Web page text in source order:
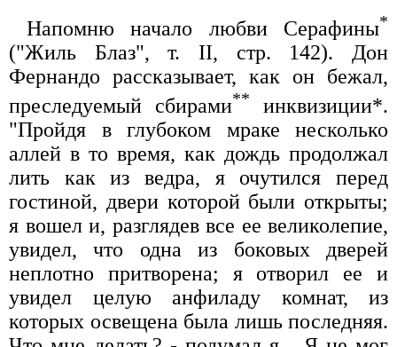
Напомню начало любви Серафины*
("Жиль Блаз", т. II, стр. 142). Дон
Фернандо рассказывает, как он бежал,
преследуемый сбирами**
инквизиции*.
"Пройдя в глубоком мраке несколько
аллей в то время, как дождь продолжал
лить как из ведра, я очутился перед
гостиной, двери которой были открыты;
я вошел и, разглядев все ее великолепие,
увидел, что одна из боковых дверей
неплотно притворена; я отворил ее и
увидел целую анфиладу комнат, из
которых освещена была лишь последняя.